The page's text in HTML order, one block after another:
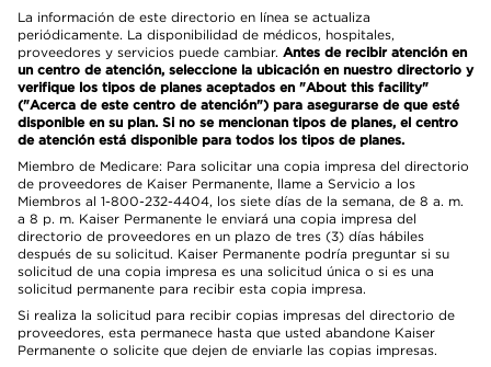
La información de este directorio en línea se actualiza
periódicamente. La disponibilidad de médicos, hospitales,
proveedores y servicios puede cambiar. Antes de recibir atención en
un centro de atención, seleccione la ubicación en nuestro directorio y
verifique los tipos de planes aceptados en "About this facility"
("Acerca de este centro de atención") para asegurarse de que esté
disponible en su plan. Si no se mencionan tipos de planes, el centro
de atención está disponible para todos los tipos de planes.
Miembro de Medicare: Para solicitar una copia impresa del directorio
de proveedores de Kaiser Permanente, llame a Servicio a los
Miembros al 1-800-232-4404, los siete días de la semana, de 8 a. m.
a 8 p. m. Kaiser Permanente le enviará una copia impresa del
directorio de proveedores en un plazo de tres (3) días hábiles
después de su solicitud. Kaiser Permanente podría preguntar si su
solicitud de una copia impresa es una solicitud única o si es una
solicitud permanente para recibir esta copia impresa.
Si realiza la solicitud para recibir copias impresas del directorio de
proveedores, esta permanece hasta que usted abandone Kaiser
Permanente o solicite que dejen de enviarle las copias impresas.